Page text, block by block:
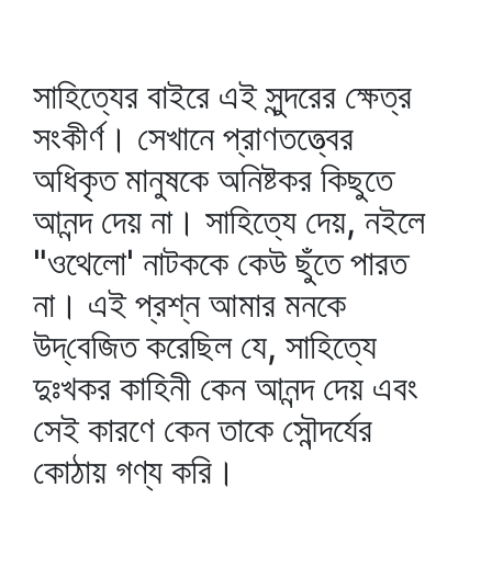
সাহিত্যের বাইরে এই সুন্দরের ক্ষেত্র
সংকীর্ণ। সেখানে প্রাণতত্ত্বের
অধিকৃত মানুষকে অনিষ্টকর কিছুতে
আনন্দ দেয় না। সাহিত্যে দেয়, নইলে
"ওথেলো' নাটককে কেউ ছুঁতে পারত
না। এই প্রশ্ন আমার মনকে
উদ্‌বেজিত করেছিল যে, সাহিত্যে
দুঃখকর কাহিনী কেন আনন্দ দেয় এবং
সেই কারণে কেন তাকে সৌন্দর্যের
কোঠায় গণ্য করি।